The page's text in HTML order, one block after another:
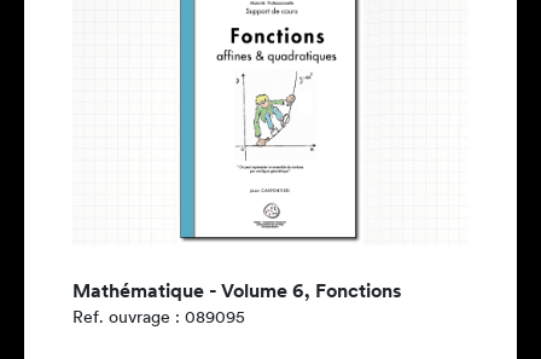
Mathématique - Volume 6, Fonctions
Ref. ouvrage : 089095